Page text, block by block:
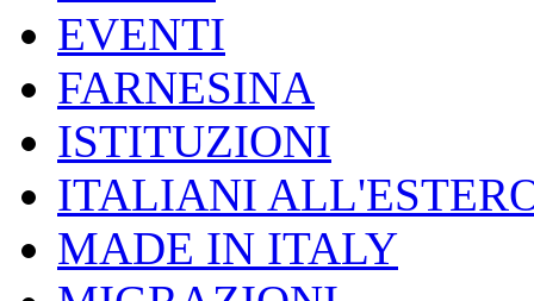
EVENTI
FARNESINA
ISTITUZIONI
ITALIANI
MADE IN ITALY